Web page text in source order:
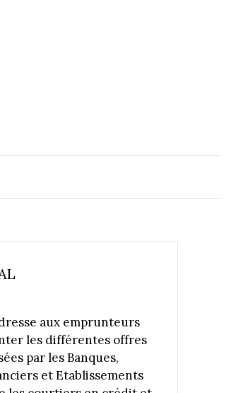
aux emprunteurs
les différentes offres
par les Banques,
et Etablissements